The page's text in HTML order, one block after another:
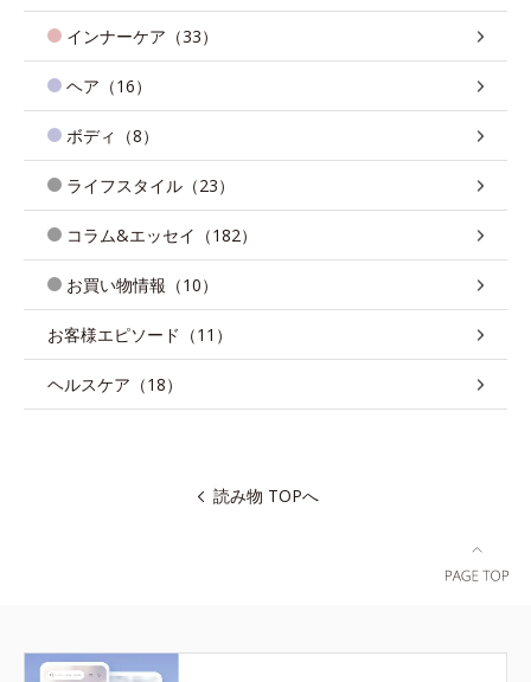
インナーケア（33）
ヘア（16）
ボディ（8）
ライフスタイル（23）
コラム&エッセイ（182）
お買い物情報（10）
お客様エピソード（11）
ヘルスケア（18）
読み物 TOPへ